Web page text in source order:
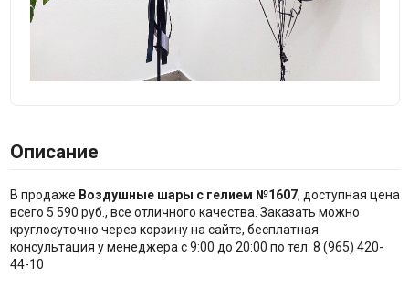
Описание
В продаже Воздушные шары с гелием №1607, доступная цена
всего 5 590 руб., все отличного качества. Заказать можно
круглосуточно через корзину на сайте, бесплатная
консультация у менеджера с 9:00 до 20:00 по тел: 8 (965) 420-
44-10